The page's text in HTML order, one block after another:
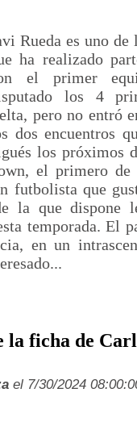
Rueda es uno
ha realizado
el primer
los 4
pero no entró
dos encuentros
los próximos
el primero
futbolista que
la que dispone
temporada. El
en un
ficha de
el 7/30/2024